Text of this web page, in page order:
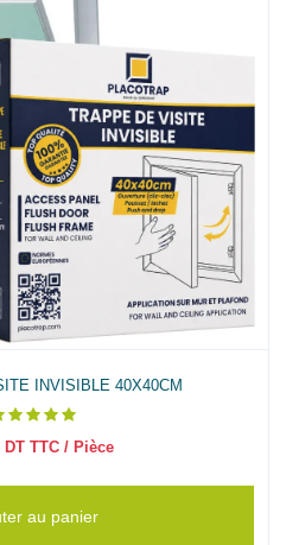
INVISIBLE 40X40CM
DT TTC/ Pièce
au panier